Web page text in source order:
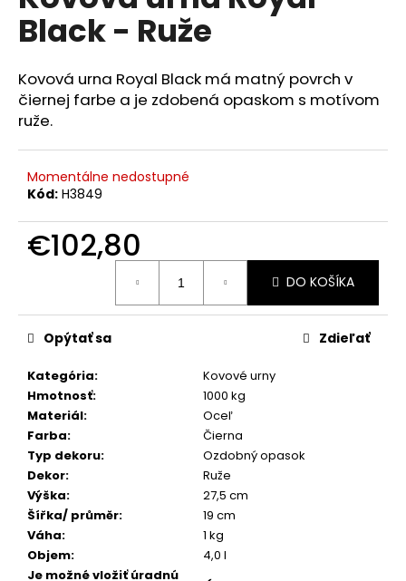
0,0
hviezdičiek.
Black - Ruže
Kovová urna Royal Black má matný povrch v
čiernej farbe a je zdobená opaskom s motívom
ruže.
Momentálne nedostupné
Kód: H3849
€102,80
DO KOŠÍKA
Kategória:
Kovové urny
Hmotnosť:
1000 kg
Materiál:
Oceľ
Farba:
Čierna
Typ dekoru:
Ozdobný opasok
Dekor:
Ruže
Výška:
27,5 cm
Šířka/ průměr:
19 cm
Váha:
1 kg
Objem:
4,0 l
Je možné vložiť úradnú
Opýtať sa Zdieľať
á
j
s
ť
?
d
p
o
ú
č
a
m
e
POZLÁTENÝ
PRSTEŇ
ZELENÝ
ACHÁT